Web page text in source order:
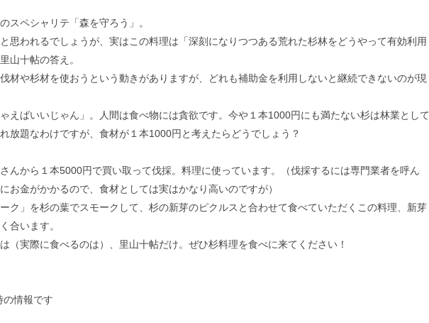
スペシャリテ「森を守ろう」。
思われるでしょうが、実はこの料理は「深刻になりつつある荒れた杉林をどうやって有効利用
山十帖の答え。
材や杉材を使おうという動きがありますが、どれも補助金を利用しないと継続できないのが現
えばいいじゃん」。人間は食べ物には貪欲です。今や１本1000円にも満たない杉は林業として
放題なわけですが、食材が１本1000円と考えたらどうでしょう？
んから１本5000円で買い取って伐採。料理に使っています。（伐採するには専門業者を呼ん
金がかかるので、食材としては実はかなり高いのですが）
ク」を杉の葉でスモークして、杉の新芽のピクルスと合わせて食べていただくこの料理、新芽
合います。
（実際に食べるのは）、里山十帖だけ。ぜひ杉料理を食べに来てください！
の情報です